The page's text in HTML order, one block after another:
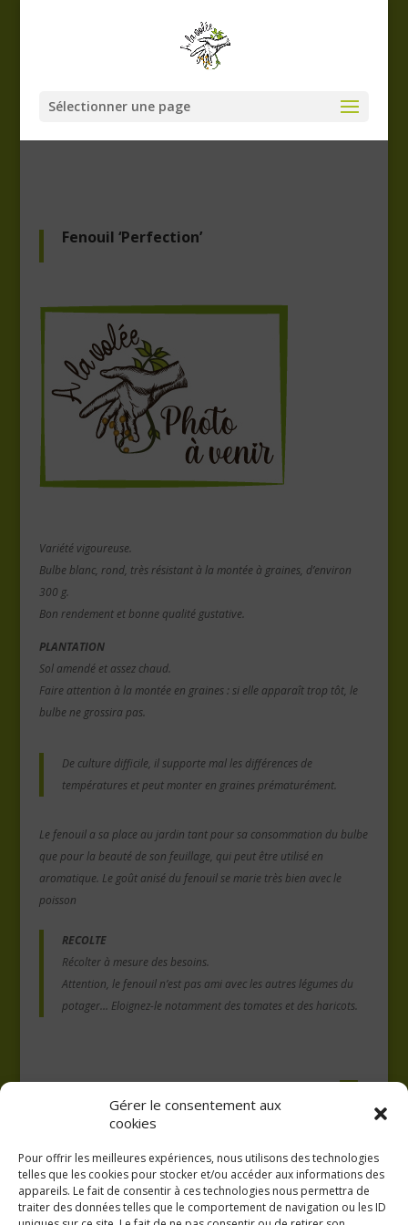
Gérer le consentement aux
cookies
Pour offrir les meilleures expériences, nous utilisons des technologies
telles que les cookies pour stocker et/ou accéder aux informations des
appareils. Le fait de consentir à ces technologies nous permettra de
traiter des données telles que le comportement de navigation ou les ID
Sélectionner une page
Fenouil ‘Perfection’
Variété vigoureuse.
Bulbe blanc, rond, très résistant à la montée à graines, d’environ
300 g.
Bon rendement et bonne qualité gustative.
PLANTATION
Sol amendé et assez chaud.
Faire attention à la montée en graines : si elle apparaît trop tôt, le
bulbe ne grossira pas.
De culture difficile, il supporte mal les différences de
températures et peut monter en graines prématurément.
Le fenouil a sa place au jardin tant pour sa consommation du bulbe
que pour la beauté de son feuillage, qui peut être utilisé en
aromatique. Le goût anisé du fenouil se marie très bien avec le
poisson
RECOLTE
Récolter à mesure des besoins.
Attention, le fenouil n’est pas ami avec les autres légumes du
potager… Eloignez-le notamment des tomates et des haricots.